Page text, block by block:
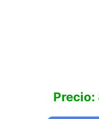
Precio: